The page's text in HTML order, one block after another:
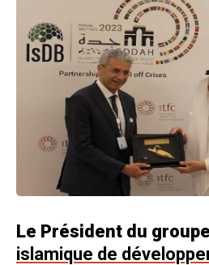
Le Président du
islamique de